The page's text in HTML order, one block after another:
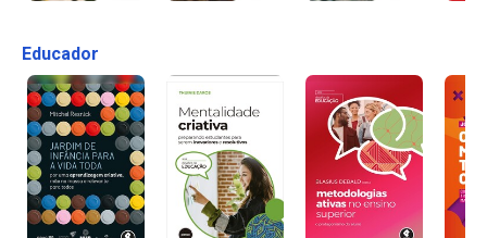
Educador